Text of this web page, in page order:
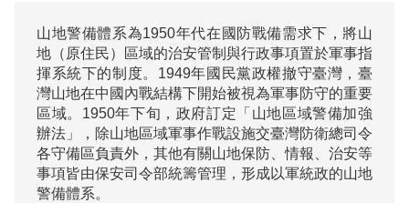
山地警備體系為1950年代在國防戰備需求下，將山
地（原住民）區域的治安管制與行政事項置於軍事指
揮系統下的制度。1949年國民黨政權撤守臺灣，臺
灣山地在中國內戰結構下開始被視為軍事防守的重要
區域。1950年下旬，政府訂定「山地區域警備加強
辦法」，除山地區域軍事作戰設施交臺灣防衛總司令
各守備區負責外，其他有關山地保防、情報、治安等
事項皆由保安司令部統籌管理，形成以軍統政的山地
警備體系。